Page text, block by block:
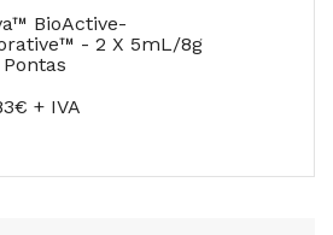
BioActive-
- 2 X 5mL/8g
+ IVA